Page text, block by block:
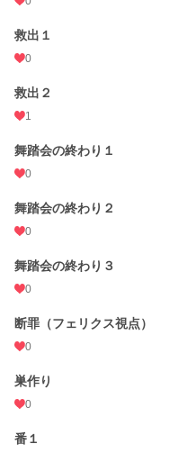
救出１
0
救出２
1
舞踏会の終わり１
0
舞踏会の終わり２
0
舞踏会の終わり３
0
断罪（フェリクス視点）
0
巣作り
0
番１